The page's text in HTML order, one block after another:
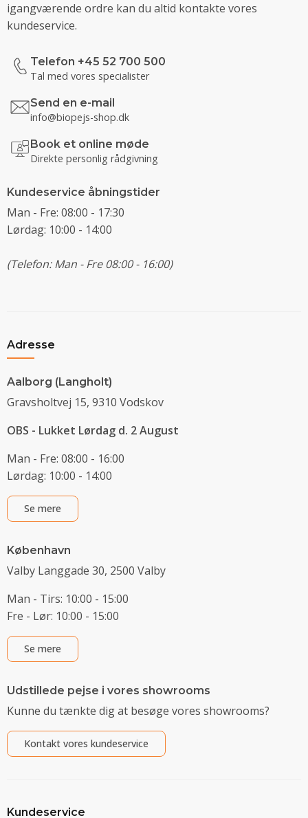
igangværende ordre kan du altid kontakte vores
kundeservice.
Telefon +45 52 700 500
Tal med vores specialister
Send en e-mail
info@biopejs-shop.dk
Book et online møde
Direkte personlig rådgivning
Kundeservice åbningstider
Man - Fre: 08:00 - 17:30
Lørdag: 10:00 - 14:00
(Telefon: Man - Fre 08:00 - 16:00)
Adresse
Aalborg (Langholt)
Gravsholtvej 15, 9310 Vodskov
OBS - Lukket Lørdag d. 2 August
Man - Fre: 08:00 - 16:00
Lørdag: 10:00 - 14:00
Se mere
København
Valby Langgade 30, 2500 Valby
Man - Tirs: 10:00 - 15:00
Fre - Lør: 10:00 - 15:00
Se mere
Udstillede pejse i vores showrooms
Kunne du tænkte dig at besøge vores showrooms?
Kontakt vores kundeservice
Kundeservice